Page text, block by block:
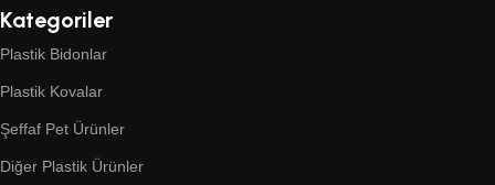
Kategoriler
Plastik Bidonlar
Plastik Kovalar
Şeffaf Pet Ürünler
Diğer Plastik Ürünler